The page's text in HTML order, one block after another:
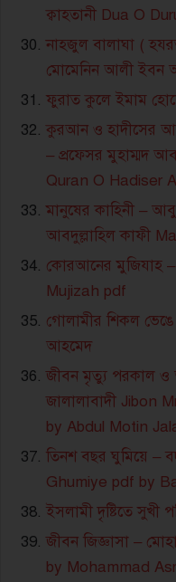
ক্বাহতানী Dua O
নাহজুল বালাঘা (
মোমেনিন আলী ইবন
ফুরাত কুলে ইমাম
কুরআন ও হাদীসের
– প্রফেসর মুহাম্মদ
Quran O Hadiser
মানুষের কাহিনী –
আবদুল্লাহিল কাফী
কোরআনের মুজিযাহ
Mujizah pdf
গোলামীর শিকল
আহমেদ
জীবন মৃত্যু পরকাল ও
জালালাবাদী Jibon
by Abdul Motin
তিনশ বছর ঘুমিয়ে
Ghumiye pdf by
ইসলামী দৃষ্টিতে সুখী
জীবন জিজ্ঞাসা –
by Mohammad